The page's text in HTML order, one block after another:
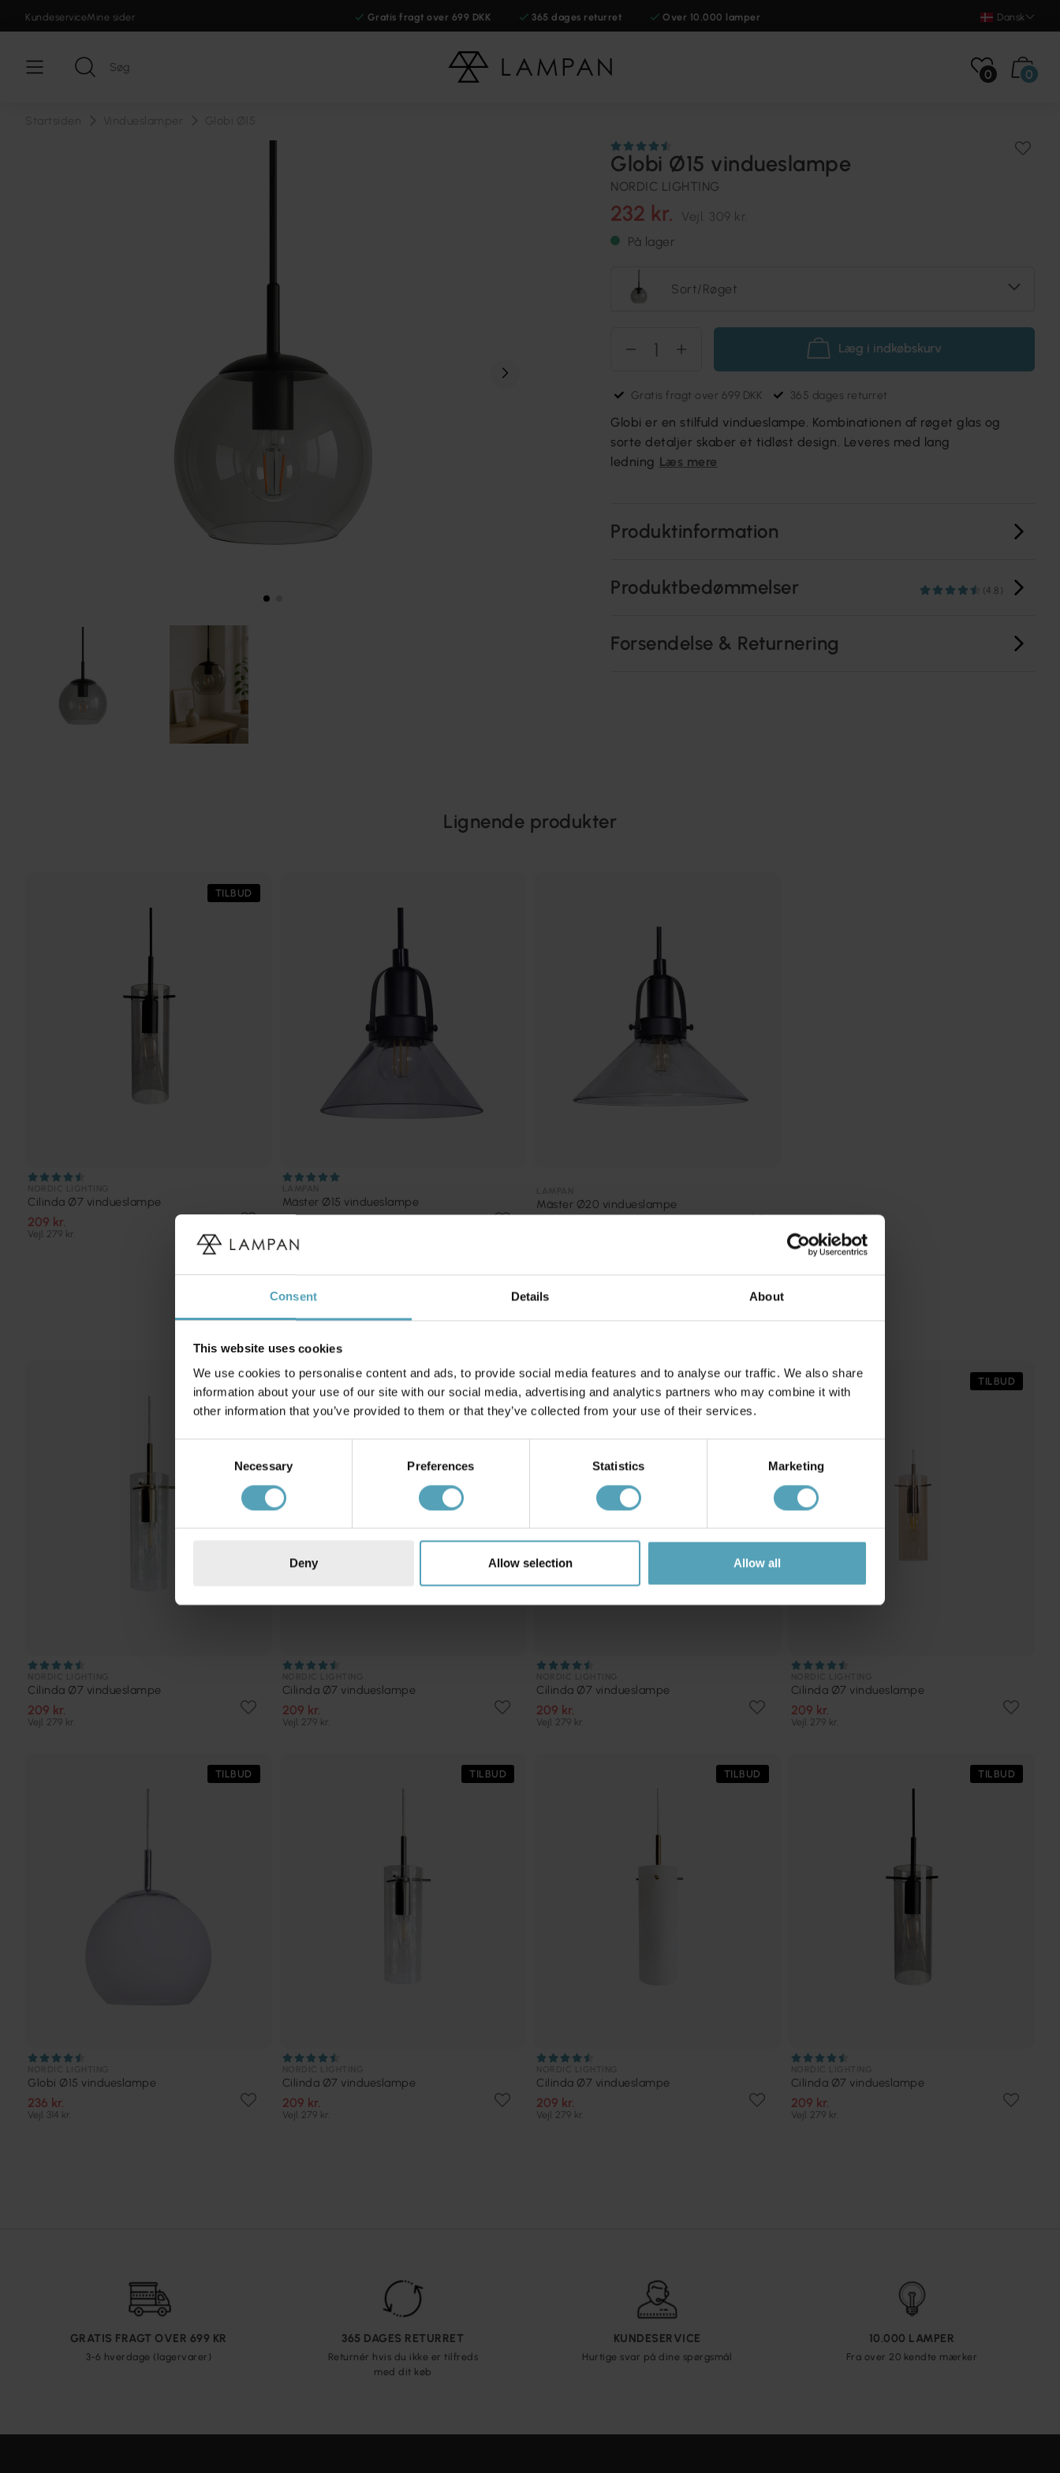
Consent Details About
This website uses cookies
We use cookies to personalise content and ads, to provide social media features and to analyse our traffic. We also share
information about your use of our site with our social media, advertising and analytics partners who may combine it with
other information that you’ve provided to them or that they’ve collected from your use of their services.
Necessary Preferences Statistics Marketing
Deny Allow selection Allow all
KundeserviceMine sider Gratis fragt over 699 DKK 365 dages returret Over 10.000 lamper Dansk
0 0
Globi Ø15 vindueslampe
NORDIC LIGHTING
232 kr. Vejl. 309 kr.
På lager
Sort/Røget
Læg i indkøbskurv
Gratis fragt over 699 DKK 365 dages returret
Globi er en stilfuld vindueslampe. Kombinationen af røget glas og
sorte detaljer skaber et tidløst design. Leveres med lang
ledning Læs mere
Produktinformation
Produktbedømmelser (4.8)
Forsendelse & Returnering
Lignende produkter
TILBUD
Cilinda Ø7 vindueslampe
209 kr.
Vejl. 279 kr.
Mäster Ø15 vindueslampe Mäster Ø20 vindueslampe
Andre købte også
TILBUD
Cilinda Ø7 vindueslampe
209 kr.
Vejl. 279 kr.
TILBUD
Cilinda Ø7 vindueslampe
209 kr.
Vejl. 279 kr.
TILBUD
Cilinda Ø7 vindueslampe
209 kr.
Vejl. 279 kr.
TILBUD
Cilinda Ø7 vindueslampe
209 kr.
Vejl. 279 kr.
TILBUD
Globi Ø15 vindueslampe
236 kr.
Vejl. 314 kr.
TILBUD
Cilinda Ø7 vindueslampe
209 kr.
Vejl. 279 kr.
TILBUD
Cilinda Ø7 vindueslampe
209 kr.
Vejl. 279 kr.
TILBUD
Cilinda Ø7 vindueslampe
209 kr.
Vejl. 279 kr.
GRATIS FRAGT OVER 699 KR
3-6 hverdage (lagervarer)
365 DAGES RETURRET
Returnér hvis du ikke er tilfreds
med dit køb
KUNDESERVICE
Hurtige svar på dine spørgsmål
10.000 LAMPER
Fra over 20 kendte mærker